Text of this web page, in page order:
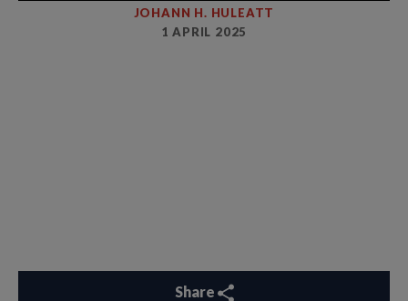
JOHANN H. HULEATT
1 APRIL 2025
Share